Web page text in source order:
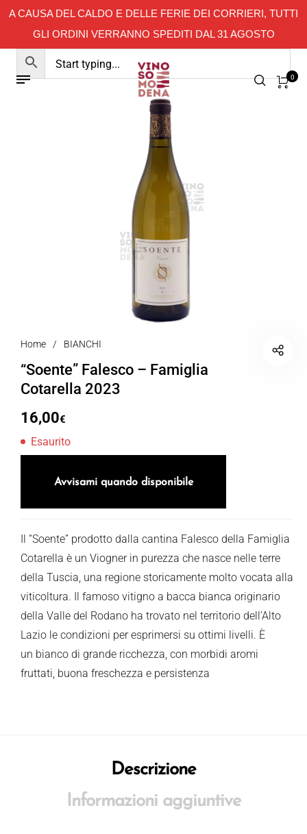
A CAUSA DEL CALDO E DELLE FERIE DEI CORRIERI, TUTTI
GLI ORDINI VERRANNO SPEDITI DAL 31 AGOSTO
0
Home / BIANCHI
“Soente” Falesco – Famiglia
Cotarella 2023
16,00€
Esaurito
Avvisami quando disponibile
Il “Soente” prodotto dalla cantina Falesco della Famiglia
Cotarella è un Viogner in purezza che nasce nelle terre
della Tuscia, una regione storicamente molto vocata alla
viticoltura. Il famoso vitigno a bacca bianca originario
della Valle del Rodano ha trovato nel territorio dell’Alto
Lazio le condizioni per esprimersi su ottimi livelli. È
un bianco di grande ricchezza, con morbidi aromi
fruttati, buona freschezza e persistenza
Descrizione
Informazioni aggiuntive